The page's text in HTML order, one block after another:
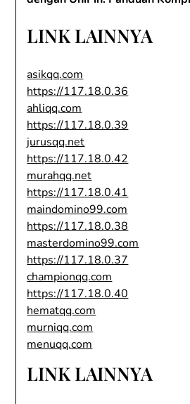
LINK LAINNYA
asikqq.com
https://117.18.0.36
ahliqq.com
https://117.18.0.39
jurusqq.net
https://117.18.0.42
murahqq.net
https://117.18.0.41
maindomino99.com
https://117.18.0.38
masterdomino99.com
https://117.18.0.37
championqq.com
https://117.18.0.40
hematqq.com
murniqq.com
menuqq.com
LINK LAINNYA